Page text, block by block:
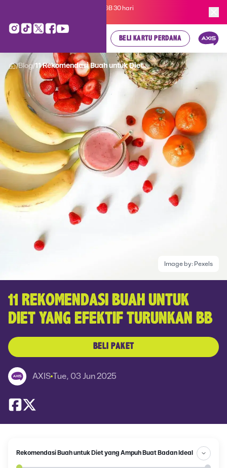
Kartu Perdana AXIS Suka-Suka 3GB 30 hari
BELI KARTU PERDANA
/Blog/11 Rekomendasi Buah untuk Diet...
Image by: Pexels
11 REKOMENDASI BUAH UNTUK
DIET YANG EFEKTIF TURUNKAN BB
BELI PAKET
AXIS Tue, 03 Jun 2025
Rekomendasi Buah untuk Diet yang Ampuh Buat Badan Ideal